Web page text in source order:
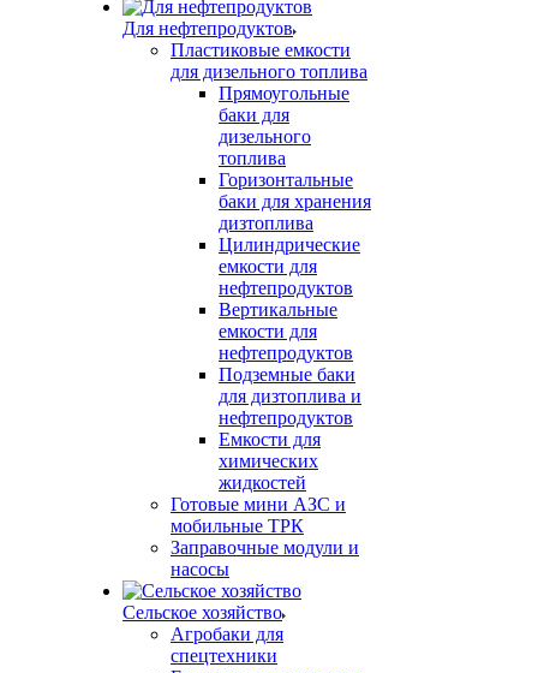
Для нефтепродуктов
Пластиковые емкости
для дизельного топлива
Прямоугольные
баки для
дизельного
топлива
Горизонтальные
баки для хранения
дизтоплива
Цилиндрические
емкости для
нефтепродуктов
Вертикальные
емкости для
нефтепродуктов
Подземные баки
для дизтоплива и
нефтепродуктов
Емкости для
химических
жидкостей
Готовые мини АЗС и
мобильные ТРК
Заправочные модули и
насосы
Сельское хозяйство
Агробаки для
спецтехники